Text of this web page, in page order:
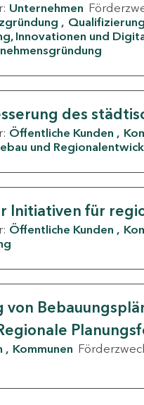
Unternehmen
Innovationen und
des
Öffentliche Kunden
und
Initiativen für
Öffentliche Kunden
von
Kommunen